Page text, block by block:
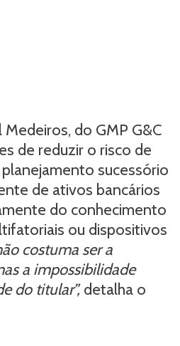
do GMP G&C
de reduzir o risco de
sucessório
de ativos bancários
do conhecimento
ou dispositivos
costuma ser a
a impossibilidade
do titular”,detalha o